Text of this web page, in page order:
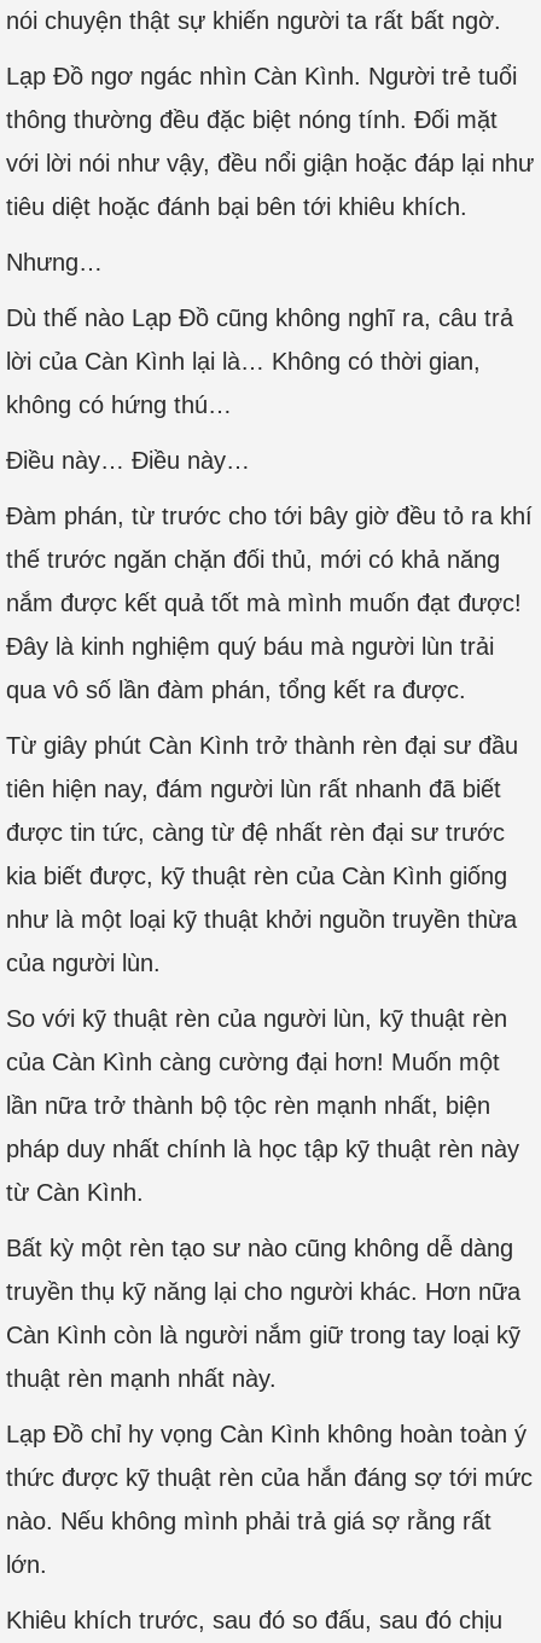
nói chuyện thật sự khiến người ta rất bất ngờ.
Lạp Đồ ngơ ngác nhìn Càn Kình. Người trẻ tuổi
thông thường đều đặc biệt nóng tính. Đối mặt
với lời nói như vậy, đều nổi giận hoặc đáp lại như
tiêu diệt hoặc đánh bại bên tới khiêu khích.
Nhưng…
Dù thế nào Lạp Đồ cũng không nghĩ ra, câu trả
lời của Càn Kình lại là… Không có thời gian,
không có hứng thú…
Điều này… Điều này…
Đàm phán, từ trước cho tới bây giờ đều tỏ ra khí
thế trước ngăn chặn đối thủ, mới có khả năng
nắm được kết quả tốt mà mình muốn đạt được!
Đây là kinh nghiệm quý báu mà người lùn trải
qua vô số lần đàm phán, tổng kết ra được.
Từ giây phút Càn Kình trở thành rèn đại sư đầu
tiên hiện nay, đám người lùn rất nhanh đã biết
được tin tức, càng từ đệ nhất rèn đại sư trước
kia biết được, kỹ thuật rèn của Càn Kình giống
như là một loại kỹ thuật khởi nguồn truyền thừa
của người lùn.
So với kỹ thuật rèn của người lùn, kỹ thuật rèn
của Càn Kình càng cường đại hơn! Muốn một
lần nữa trở thành bộ tộc rèn mạnh nhất, biện
pháp duy nhất chính là học tập kỹ thuật rèn này
từ Càn Kình.
Bất kỳ một rèn tạo sư nào cũng không dễ dàng
truyền thụ kỹ năng lại cho người khác. Hơn nữa
Càn Kình còn là người nắm giữ trong tay loại kỹ
thuật rèn mạnh nhất này.
Lạp Đồ chỉ hy vọng Càn Kình không hoàn toàn ý
thức được kỹ thuật rèn của hắn đáng sợ tới mức
nào. Nếu không mình phải trả giá sợ rằng rất
lớn.
Khiêu khích trước, sau đó so đấu, sau đó chịu